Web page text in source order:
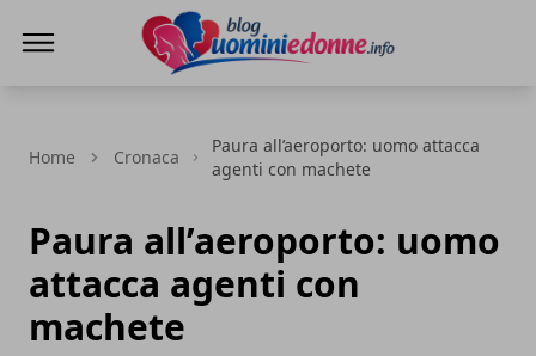
Home Cronaca
Paura all’aeroporto: uomo attacca
agenti con machete
Paura all’aeroporto: uomo
attacca agenti con
machete